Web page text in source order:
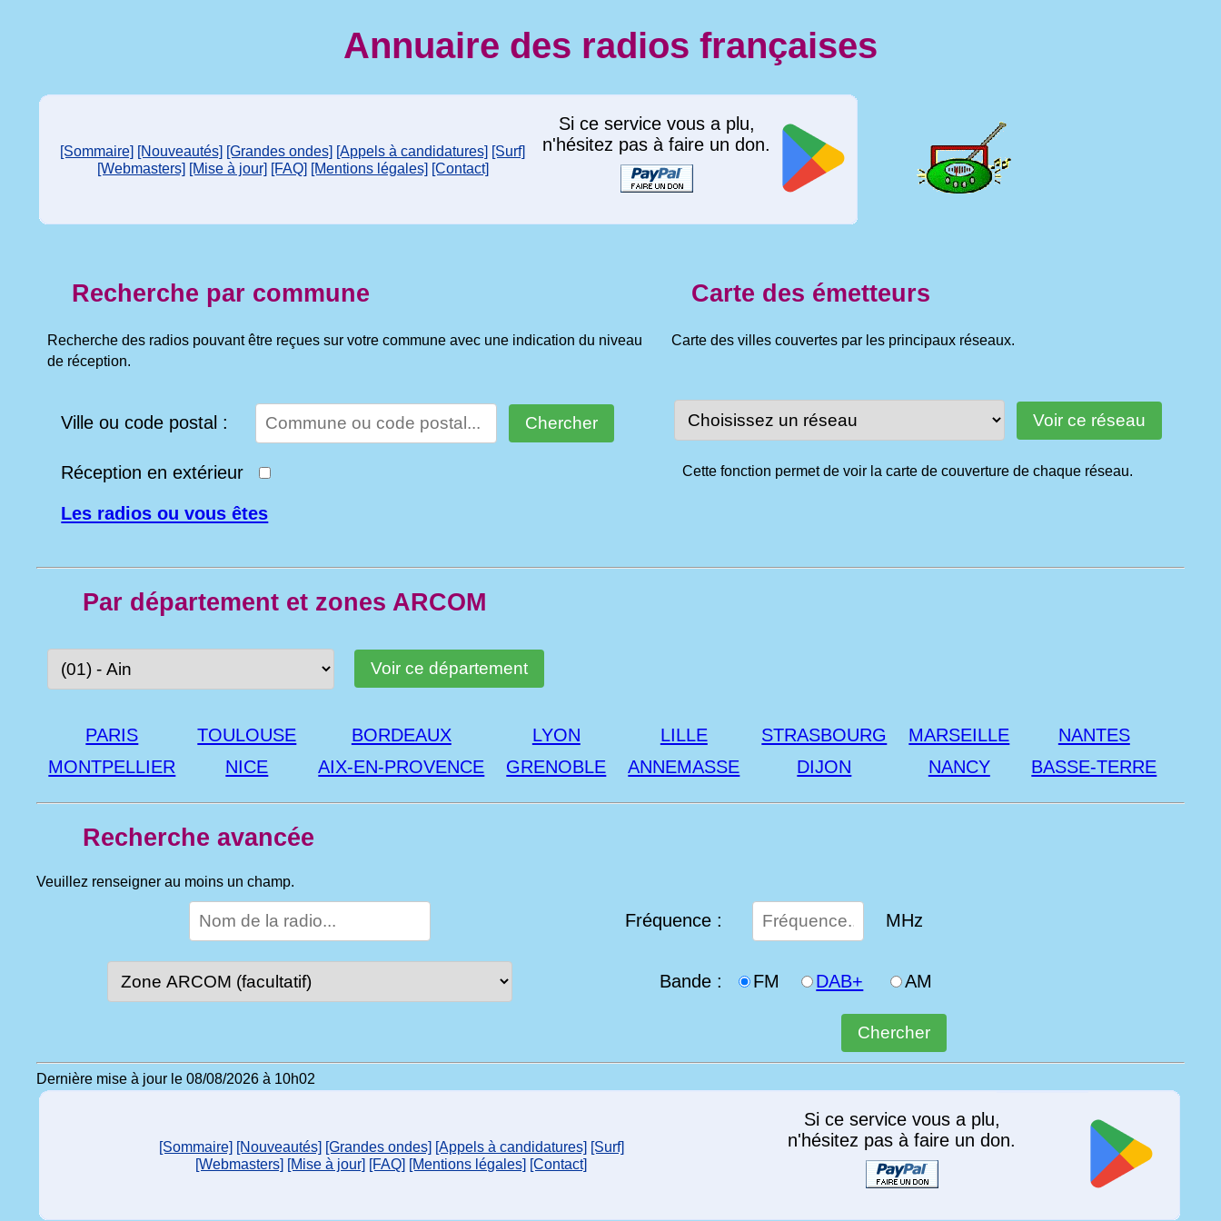
Annuaire des radios françaises
[Sommaire] [Nouveautés] [Grandes ondes] [Appels à candidatures] [Surf]
[Webmasters] [Mise à jour] [FAQ] [Mentions légales] [Contact]
Si ce service vous a plu,
n'hésitez pas à faire un don.
Recherche par commune
Recherche des radios pouvant être reçues sur votre commune avec une indication du niveau
de réception.
Carte des émetteurs
Carte des villes couvertes par les principaux réseaux.
Ville ou code postal :
Réception en extérieur
Les radios ou vous êtes
Cette fonction permet de voir la carte de couverture de chaque réseau.
Par département et zones ARCOM
PARIS TOULOUSE BORDEAUX LYON LILLE STRASBOURG MARSEILLE
NANTES
MONTPELLIER
NICE AIX-EN-PROVENCE GRENOBLE ANNEMASSE DIJON NANCY BASSE-TERRE
Recherche avancée
Veuillez renseigner au moins un champ.
Fréquence : MHz
Bande : FM DAB+ AM
Dernière mise à jour le 08/08/2026 à 10h02
[Sommaire] [Nouveautés] [Grandes ondes] [Appels à candidatures] [Surf]
[Webmasters] [Mise à jour] [FAQ] [Mentions légales] [Contact]
Si ce service vous a plu,
n'hésitez pas à faire un don.